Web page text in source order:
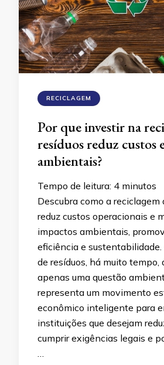
RECICLAGEM
Por que investir na
resíduos reduz custos
ambientais?
Tempo de leitura: 4 minutos
Descubra como a reciclagem
reduz custos operacionais e
impactos ambientais,
eficiência e sustentabilidade.
de resíduos, há muito tempo,
apenas uma questão
representa um movimento
econômico inteligente para
instituições que desejam
cumprir exigências legais e
…